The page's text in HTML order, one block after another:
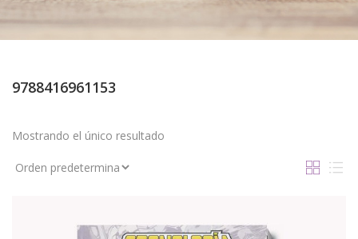
9788416961153
Mostrando el único resultado